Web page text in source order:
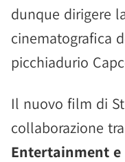
dunque dirigere
cinematografica
picchiadurio
Il nuovo film di
collaborazione tra
Entertainment e